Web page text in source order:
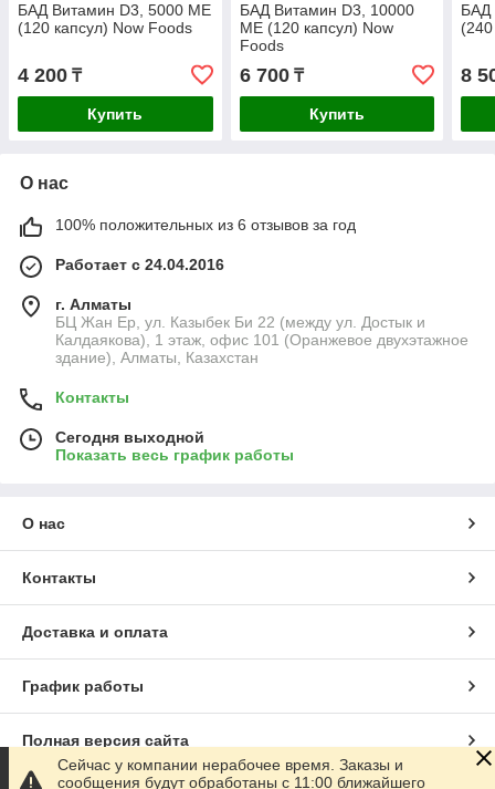
БАД Витамин D3, 5000 ME
(120 капсул) Now Foods
4 200 ₸
Купить
БАД Витамин D3, 10000
ME (120 капсул) Now
Foods
6 700₸
Купить
БАД
8
О нас
100% положительных из 6 отзывов за год
Работает с 24.04.2016
г. Алматы
БЦ Жан Ер, ул. Казыбек Би 22 (между ул. Достык и
Калдаякова), 1 этаж, офис 101 (Оранжевое двухэтажное
здание), Алматы, Казахстан
Контакты
Сегодня выходной
Показать весь график работы
О нас
Контакты
Доставка и оплата
График работы
Полная версия сайта
Сейчас у компании нерабочее время. Заказы и
сообщения будут обработаны с 11:00 ближайшего